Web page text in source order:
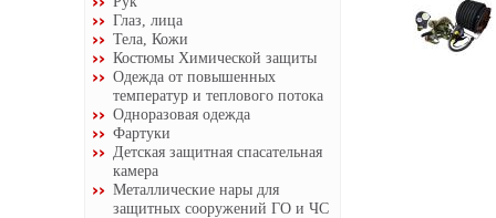
Глаз, лица
Тела, Кожи
Костюмы Химической защиты
Одежда от повышенных
температур и теплового потока
Одноразовая одежда
Фартуки
Детская защитная спасательная
камера
Металлические нары для
защитных сооружений ГО и ЧС